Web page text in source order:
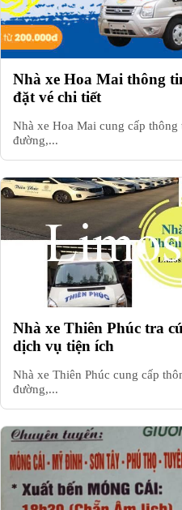
Nhà xe Hoa Mai thông
đặt vé chi tiết
Nhà xe Hoa Mai cung cấp
đường,...
Nhà xe Thiên Phúc tra
dịch vụ tiện ích
Nhà xe Thiên Phúc cung cấp
đường,...